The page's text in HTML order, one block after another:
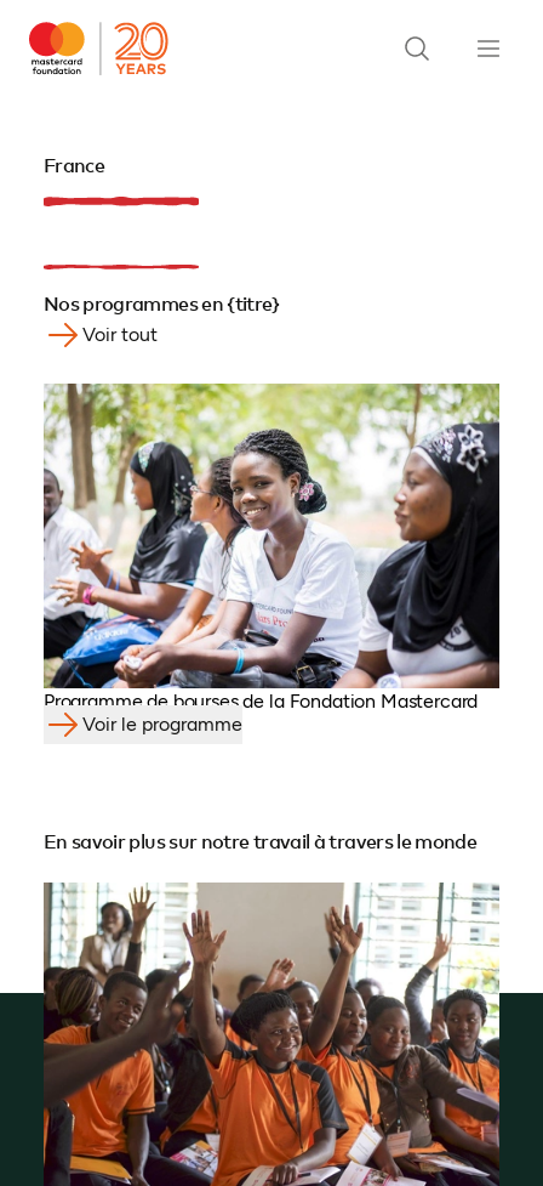
France
Nos programmes en {titre}
Voir tout
Programme de bourses de la Fondation Mastercard
Voir le programme
En savoir plus sur notre travail à travers le monde